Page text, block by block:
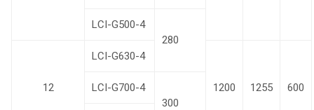
LCI-G500-4
280
12
LCI-G630-4
1200 1255 600
LCI-G700-4
300